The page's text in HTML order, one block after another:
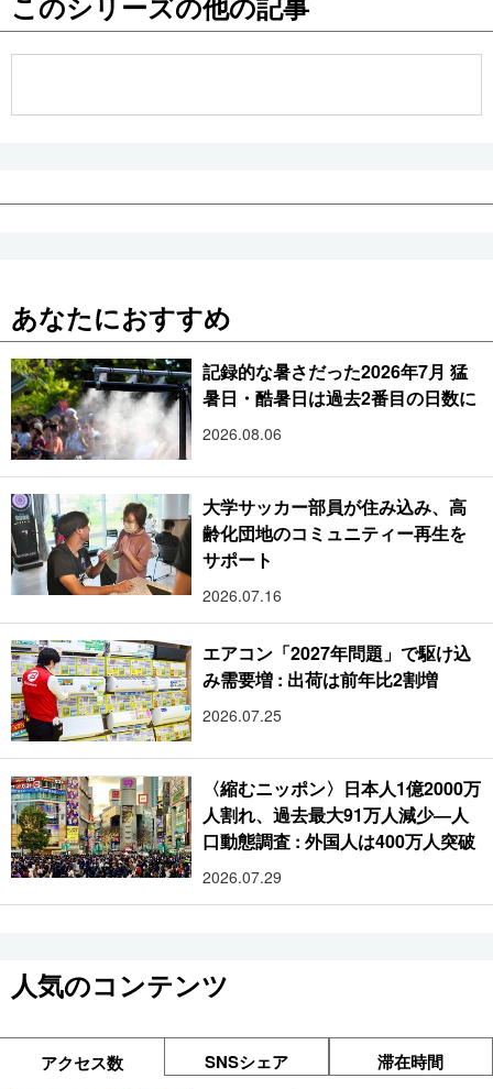
お知らせ
あなたにおすすめ
記録的な暑さだった2026年7月 猛
暑日・酷暑日は過去2番目の日数に
2026.08.06
大学サッカー部員が住み込み、高
齢化団地のコミュニティー再生を
サポート
2026.07.16
エアコン「2027年問題」で駆け込
み需要増 : 出荷は前年比2割増
2026.07.25
〈縮むニッポン〉日本人1億2000万
人割れ、過去最大91万人減少―人
口動態調査 : 外国人は400万人突破
2026.07.29
人気のコンテンツ
アクセス数 SNSシェア 滞在時間